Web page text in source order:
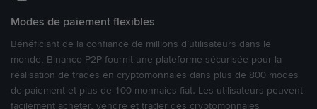
Modes de paiement flexibles
Bénéficiant de la confiance de millions d’utilisateurs dans le
monde, Binance P2P fournit une plateforme sécurisée pour la
réalisation de trades en cryptomonnaies dans plus de 800 modes
de paiement et plus de 100 monnaies fiat. Les utilisateurs peuvent
facilement acheter, vendre et trader des cryptomonnaies